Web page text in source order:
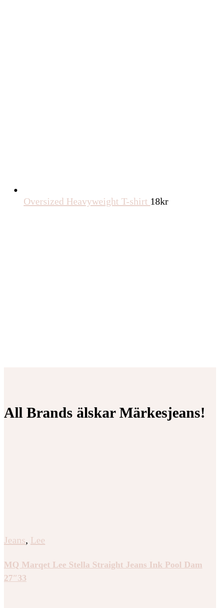
Oversized Heavyweight T-shirt 18kr
All Brands älskar Märkesjeans!
Jeans, Lee
MQ Marqet Lee Stella Straight Jeans Ink Pool Dam
27″33